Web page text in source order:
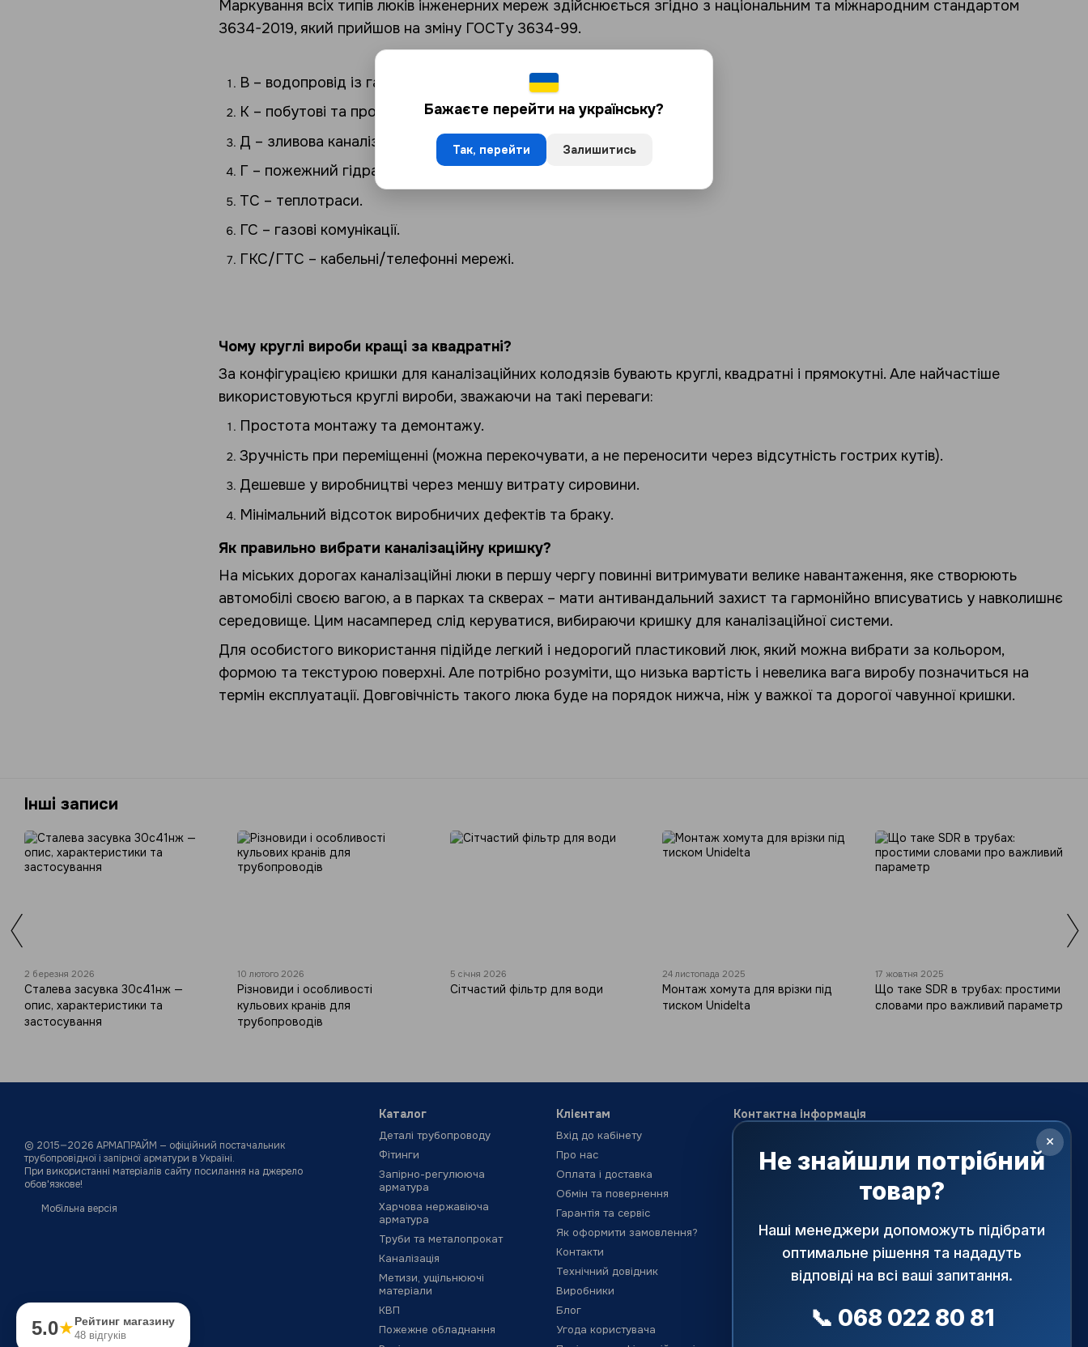
Маркування всіх типів люків інженерних мереж здійснюється згідно з національним та міжнародним стандартом
3634-2019, який прийшов на зміну ГОСТу 3634-99.
В – водопровід із гарячою чи холодною водою.
К – побутові та промислові каналізаційні стоки.
Д – зливова каналізація.
Г – пожежний гідрант.
ТС – теплотраси.
ГС – газові комунікації.
ГКС/ГТС – кабельні/телефонні мережі.
Чому круглі вироби кращі за квадратні?
За конфігурацією кришки для каналізаційних колодязів бувають круглі, квадратні і прямокутні. Але найчастіше
використовуються круглі вироби, зважаючи на такі переваги:
Простота монтажу та демонтажу.
Зручність при переміщенні (можна перекочувати, а не переносити через відсутність гострих кутів).
Дешевше у виробництві через меншу витрату сировини.
Мінімальний відсоток виробничих дефектів та браку.
Як правильно вибрати каналізаційну кришку?
На міських дорогах каналізаційні люки в першу чергу повинні витримувати велике навантаження, яке створюють
автомобілі своєю вагою, а в парках та скверах – мати антивандальний захист та гармонійно вписуватись у навколишнє
середовище. Цим насамперед слід керуватися, вибираючи кришку для каналізаційної системи.
Для особистого використання підійде легкий і недорогий пластиковий люк, який можна вибрати за кольором,
формою та текстурою поверхні. Але потрібно розуміти, що низька вартість і невелика вага виробу позначиться на
термін експлуатації. Довговічність такого люка буде на порядок нижча, ніж у важкої та дорогої чавунної кришки.
Інші записи
2 березня 2026
Сталева засувка 30с41нж —
опис, характеристики та
застосування
10 лютого 2026
Різновиди і особливості
кульових кранів для
трубопроводів
5 січня 2026
Сітчастий фільтр для води
24 листопада 2025
Монтаж хомута для врізки під
тиском Unidelta
17 жовтня 2025
Що таке SDR в трубах: простими
словами про важливий параметр
© 2015—2026 АРМАПРАЙМ — офіційний постачальник
трубопровідної і запірної арматури в Україні.
При використанні матеріалів сайту посилання на джерело
обов'язкове!
Мобільна версія
Каталог
Деталі трубопроводу
Фітинги
Запірно-регулююча
арматура
Харчова нержавіюча
арматура
Труби та металопрокат
Каналізація
Метизи, ущільнюючі
матеріали
КВП
Пожежне обладнання
Клієнтам
Вхід до кабінету
Про нас
Оплата і доставка
Обмін та повернення
Гарантія та сервіс
Як оформити замовлення?
Контакти
Технічний довідник
Виробники
Блог
Угода користувача
Контактна інформація
068 022-80-81
099 387-28-27
Передзвонити вам?
063 077-69-11
office@armaprime.com.ua
Бориспільська, 7, оф. 245 (БЦ
«АРМ ТЕК»)
Мапа проїзду
Бажаєте перейти на українську?
Так, перейти Залишитись
5.0★Рейтинг магазину
48 відгуків
×
Не знайшли потрібний
товар?
Наші менеджери допоможуть підібрати
оптимальне рішення та нададуть
відповіді на всі ваші запитання.
📞 068 022 80 81